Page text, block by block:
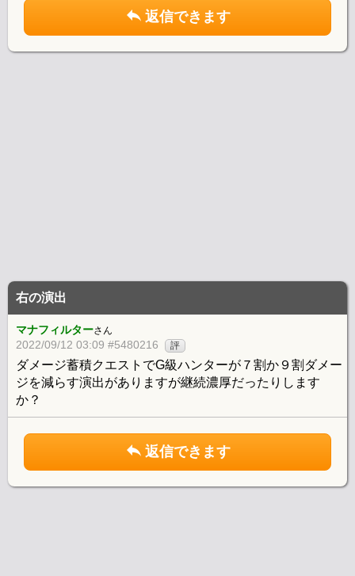
返信できます
右の演出
マナフィルターさん
2022/09/12 03:09 #5480216 評
ダメージ蓄積クエストでG級ハンターが７割か９割ダメー
ジを減らす演出がありますが継続濃厚だったりします
か？
返信できます